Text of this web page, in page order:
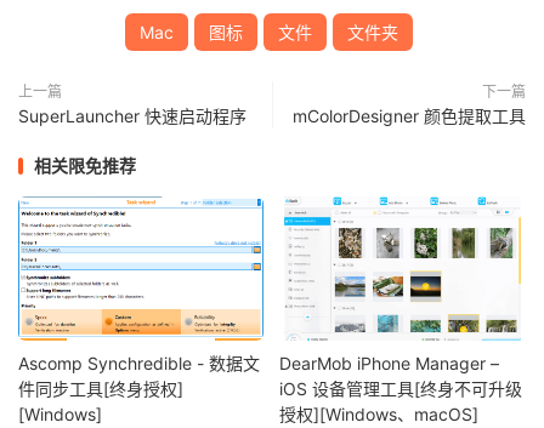
Mac 图标 文件 文件夹
上一篇
SuperLauncher 快速启动程序
下一篇
mColorDesigner 颜色提取工具
相关限免推荐
Ascomp Synchredible - 数据文
件同步工具[终身授权]
[Windows]
DearMob iPhone Manager –
iOS 设备管理工具[终身不可升级
授权][Windows、macOS]